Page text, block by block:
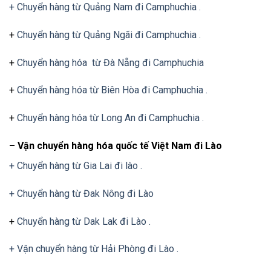
+ Chuyển hàng từ Quảng Nam đi Camphuchia .
+ Chuyển hàng từ Quảng Ngãi đi Camphuchia .
+ Chuyển hàng hóa từ Đà Nẵng đi Camphuchia
+ Chuyển hàng hóa từ Biên Hòa đi Camphuchia .
+ Chuyển hàng hóa từ Long An đi Camphuchia .
– Vận chuyển hàng hóa quốc tế Việt Nam đi Lào
+ Chuyển hàng từ Gia Lai đi lào .
+ Chuyển hàng từ Đak Nông đi Lào
+ Chuyển hàng từ Dak Lak đi Lào .
+ Vận chuyển hàng từ Hải Phòng đi Lào .